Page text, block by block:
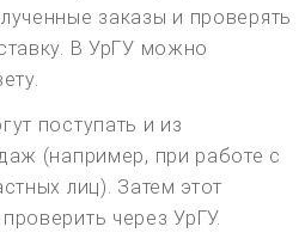
заказы и проверять
В УрГУ можно
поступать и из
(например, при работе с
лиц). Затем этот
через УрГУ.